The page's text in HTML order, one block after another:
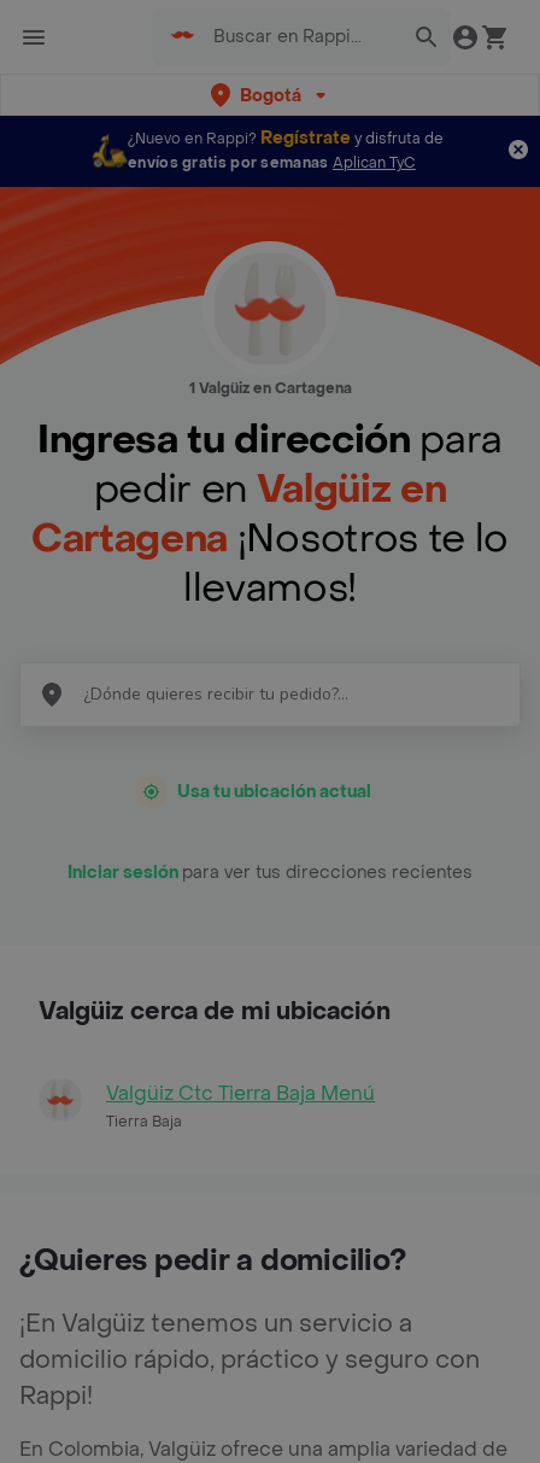
Bogotá
¿Nuevo en Rappi? Regístratey disfruta de
envíos gratis por semanas Aplican TyC
1 Valgüiz en Cartagena
Ingresa tu dirección para
pedir en Valgüiz en
Cartagena ¡Nosotros te lo
llevamos!
Usa tu ubicación actual
Iniciar sesión para ver tus direcciones recientes
Valgüiz cerca de mi ubicación
Valgüiz Ctc Tierra Baja Menú
Tierra Baja
¿Quieres pedir a domicilio?
¡En Valgüiz tenemos un servicio a
domicilio rápido, práctico y seguro con
Rappi!
En Colombia, Valgüiz ofrece una amplia variedad de